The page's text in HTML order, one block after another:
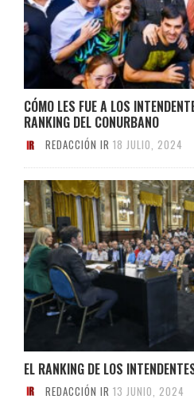
CÓMO LES FUE A LOS
RANKING DEL CONURBANO
REDACCIÓN IR 18 JULIO, 2024
EL RANKING DE LOS
REDACCIÓN IR 13 JUNIO, 2024